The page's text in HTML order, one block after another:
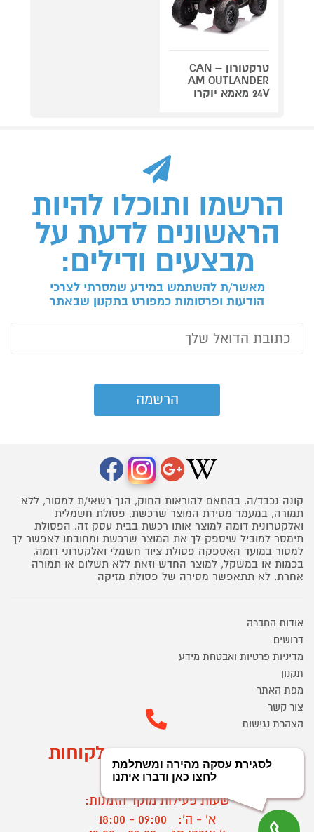
טרקטורון CAN –
AM OUTLANDER
24V מאמא יוקרו
הרשמו ותוכלו להיות
הראשונים לדעת על
מבצעים ודילים:
מאשר/ת להשתמש במידע שמסרתי לצרכי
הודעות ופרסומות כמפורט בתקנון שבאתר
קונה נכבד/ה, בהתאם להוראות החוק, הנך רשאי/ת למסור, ללא
תמורה, במעמד מסירת המוצר שרכשת, פסולת חשמלית
ואלקטרונית דומה למוצר אותו רכשת בבית עסק זה. הפסולת
תימסר למוביל שיספק לך את המוצר שרכשת ומחובתו לאפשר לך
למסור במועד האספקה פסולת ציוד חשמלי ואלקטרוני דומה,
בכמות או במשקל, למוצר החדש וזאת ללא תשלום או תמורה
אחרת. לא תתאפשר מסירה של פסולת מזיקה
אודות החברה
דרושים
מדיניות פרטיות ואבטחת מידע
תקנון
מפת האתר
צור קשר
הצהרת נגישות
מוקד הזמנות ושירות לקוחות
03-9545370
שעות פעילות מוקד הזמנות:
א' - ה':
09:00 - 18:00